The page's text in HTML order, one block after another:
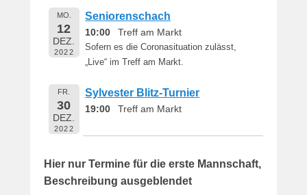
MO.
12
DEZ.
2022
Seniorenschach
10:00 Treff am Markt
Sofern es die Coronasituation zulässt,
„Live“ im Treff am Markt.
FR.
30
DEZ.
2022
Sylvester Blitz-Turnier
19:00 Treff am Markt
Hier nur Termine für die erste Mannschaft,
Beschreibung ausgeblendet